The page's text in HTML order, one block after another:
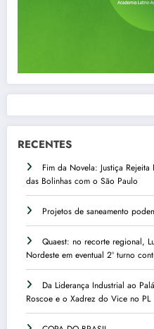
RECENTES
Fim da Novela: Justiça
das Bolinhas com o São Paulo
Projetos de saneamento
Quaest: no recorte regional,
Nordeste em eventual 2º turno
Da Liderança Industrial ao
Roscoe e o Xadrez do Vice no PL